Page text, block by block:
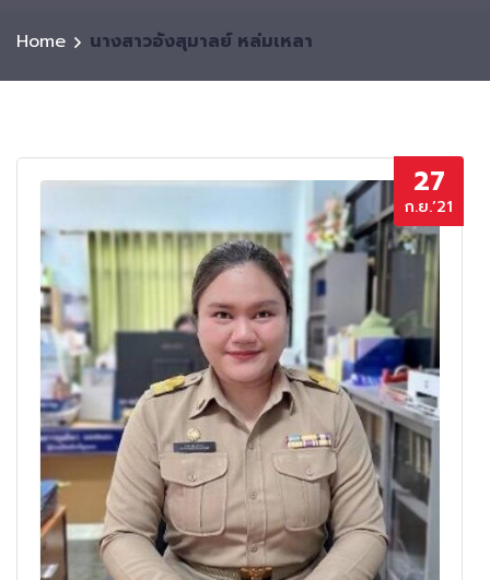
Home นางสาวอังสุมาลย์ หล่มเหลา
27
ก.ย.’21